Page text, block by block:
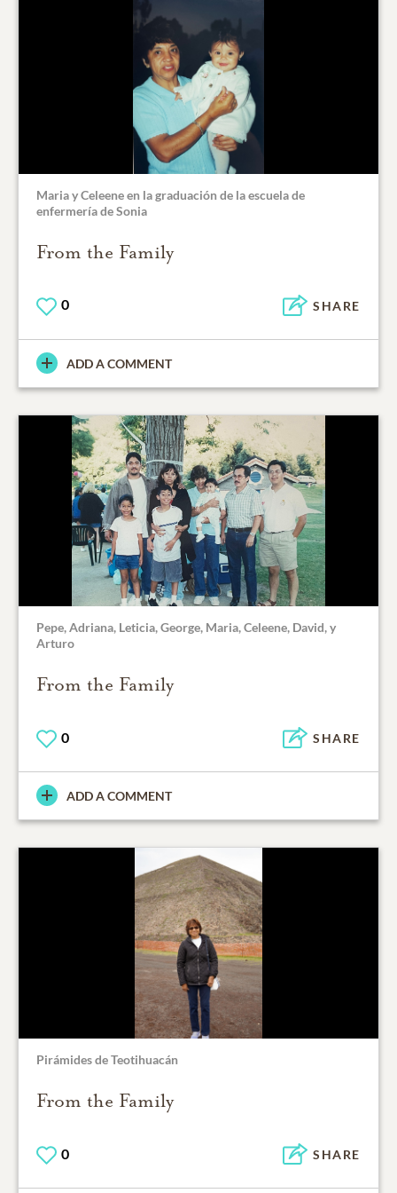
Maria y Celeene en la graduación de la escuela de
enfermería de Sonia
From the Family
0 SHARE
ADD A COMMENT
Pepe, Adriana, Leticia, George, Maria, Celeene, David, y
Arturo
From the Family
0 SHARE
ADD A COMMENT
Pirámides de Teotihuacán
From the Family
0 SHARE